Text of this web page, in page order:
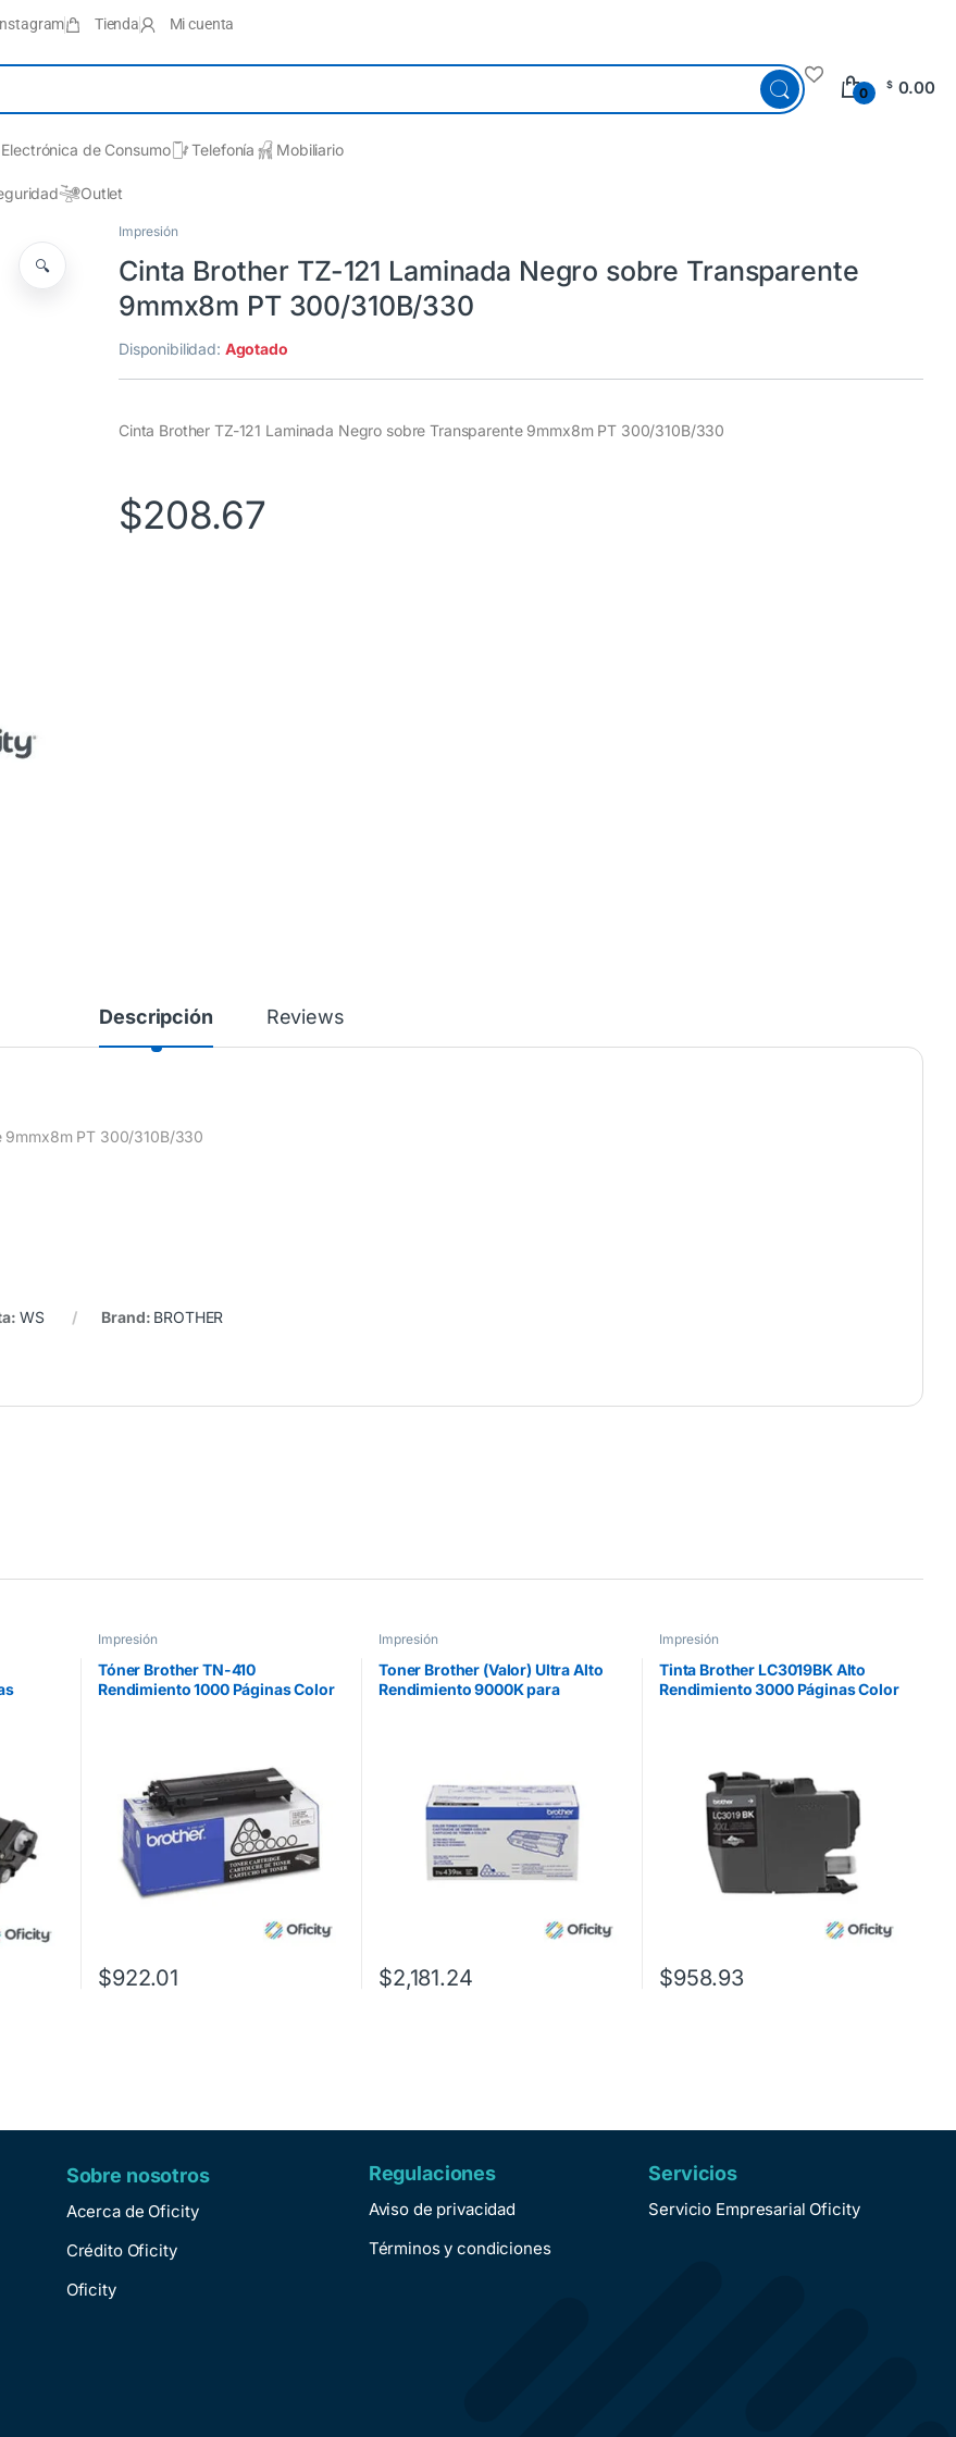
Tienda Mi cuenta
0
$ 0.00
Electrónica de Consumo Telefonía Mobiliario
Outlet
🔍
Impresión
Cinta Brother TZ-121 Laminada Negro sobre Transparente
9mmx8m PT 300/310B/330
Disponibilidad: Agotado
Cinta Brother TZ-121 Laminada Negro sobre Transparente 9mmx8m PT 300/310B/330
$208.67
Descripción Reviews
9mmx8m PT 300/310B/330
WS Brand: BROTHER
Impresión
Tóner Brother TN-410
Rendimiento 1000 Páginas Color
$922.01
Impresión
Toner Brother (Valor) Ultra Alto
Rendimiento 9000K para
$2,181.24
Impresión
Tinta Brother LC3019BK Alto
Rendimiento 3000 Páginas Color
$958.93
Sobre nosotros
Acerca de Oficity
Crédito Oficity
Oficity
Regulaciones
Aviso de privacidad
Términos y condiciones
Servicios
Servicio Empresarial Oficity